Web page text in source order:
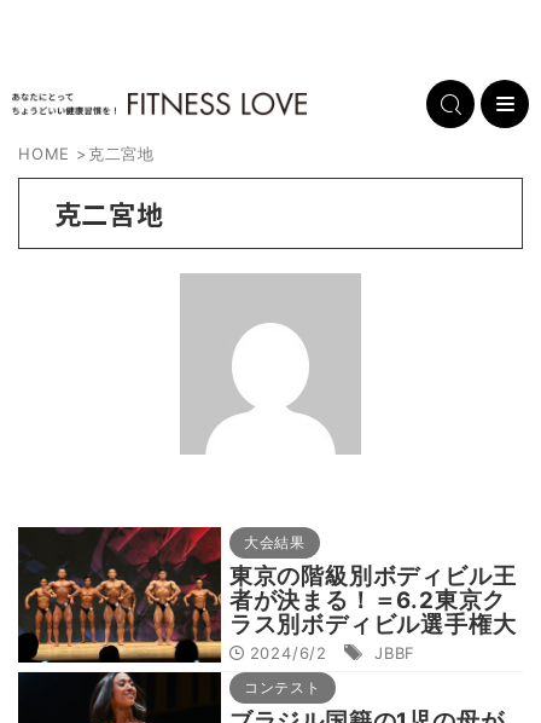
HOME >克二宮地
克二宮地
大会結果
東京の階級別ボディビル王
者が決まる！＝6.2東京ク
ラス別ボディビル選手権大
会結果
2024/6/2 JBBF
コンテスト